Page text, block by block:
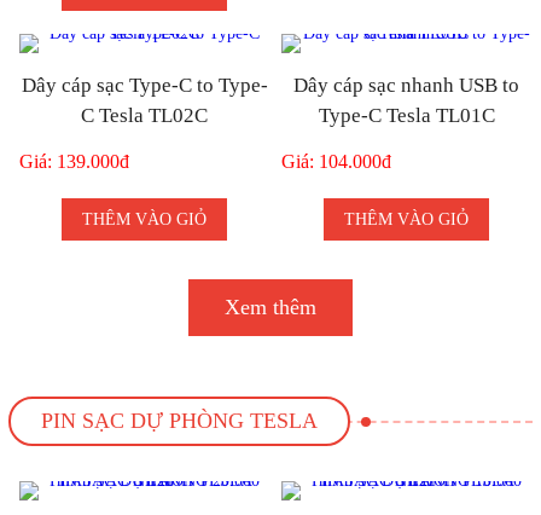
Dây cáp sạc Type-C to Type-
C Tesla TL02C
Giá: 139.000đ
THÊM VÀO GIỎ
Dây cáp sạc nhanh USB to
Type-C Tesla TL01C
Giá: 104.000đ
THÊM VÀO GIỎ
Xem thêm
PIN SẠC DỰ PHÒNG TESLA